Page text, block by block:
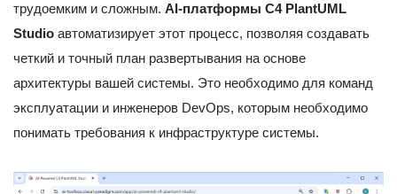
трудоемким и сложным. AI-платформы C4 PlantUML
Studio автоматизирует этот процесс, позволяя создавать
четкий и точный план развертывания на основе
архитектуры вашей системы. Это необходимо для команд
эксплуатации и инженеров DevOps, которым необходимо
понимать требования к инфраструктуре системы.